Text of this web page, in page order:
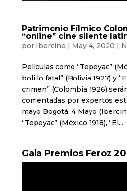
Patrimonio Fílmico
“online” cine silente
por Ibercine | May 4, 2020 |
Películas como “Tepeyac”
bolillo fatal” (Bolivia 1927) y
crimen” (Colombia 1926)
comentadas por expertos
mayo Bogotá, 4 Mayo
“Tepeyac” (México 1918), “El...
Gala Premios Feroz